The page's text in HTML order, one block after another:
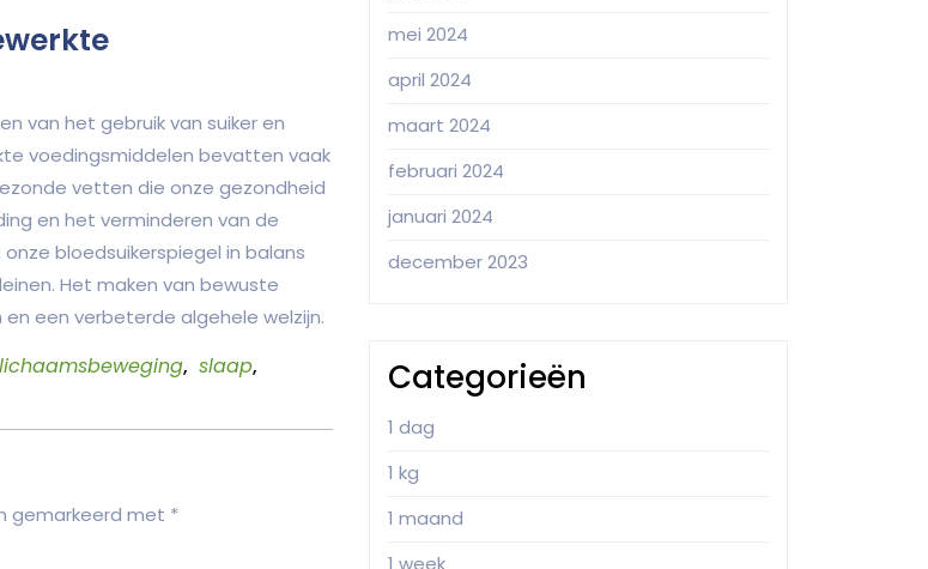
van het gebruik van suiker en
voedingsmiddelen bevatten vaak
vetten die onze gezondheid
en het verminderen van de
bloedsuikerspiegel in balans
Het maken van bewuste
een verbeterde algehele welzijn.
lichaamsbeweging, slaap,
gemarkeerd met *
mei 2024
april 2024
maart 2024
februari 2024
januari 2024
december 2023
Categorieën
1 dag
1 kg
1 maand
1 week